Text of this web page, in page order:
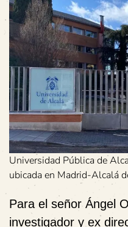
Universidad Pública de
ubicada en Madrid-Alcalá
Para el señor Ángel
investigador y ex